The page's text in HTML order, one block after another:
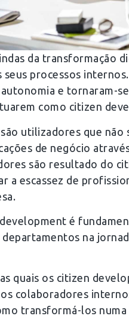
da transformação
seus processos
e tornaram-
como citizen
utilizadores que não
de negócio
são resultado do
a escassez de
é
na
quais os citizen
colaboradores
transformá-los